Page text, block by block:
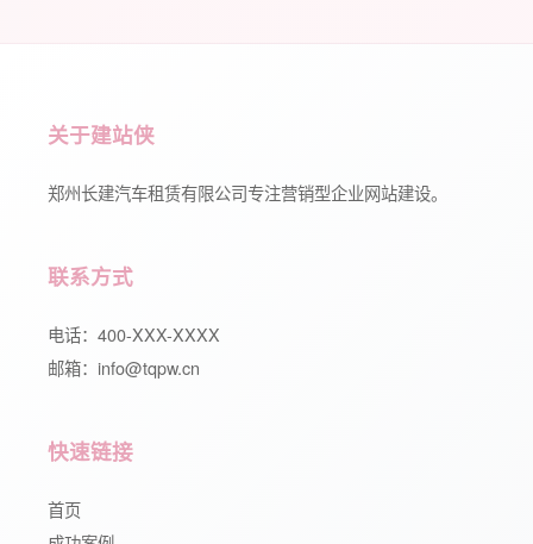
关于建站侠
郑州长建汽车租赁有限公司专注营销型企业网站建设。
联系方式
电话：400-XXX-XXXX
邮箱：info@tqpw.cn
快速链接
首页